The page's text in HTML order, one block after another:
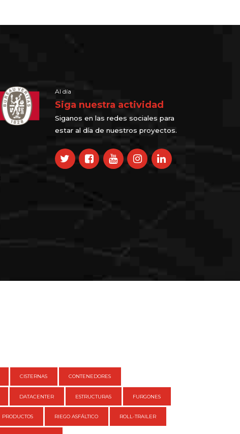
Al día
Siga nuestra actividad
Siganos en las redes sociales para
estar al día de nuestros proyectos.
CISTERNAS CONTENEDORES
DATACENTER ESTRUCTURAS FURGONES
PRODUCTOS RIEGO ASFÁLTICO ROLL-TRAILER